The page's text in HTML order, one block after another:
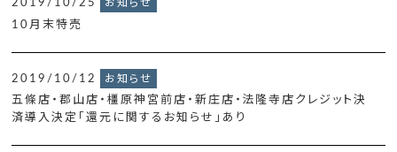
2019/10/25 お知らせ
10月末特売
2019/10/12 お知らせ
五條店・郡山店・橿原神宮前店・新庄店・法隆寺店クレジット決
済導入決定「還元に関するお知らせ」あり